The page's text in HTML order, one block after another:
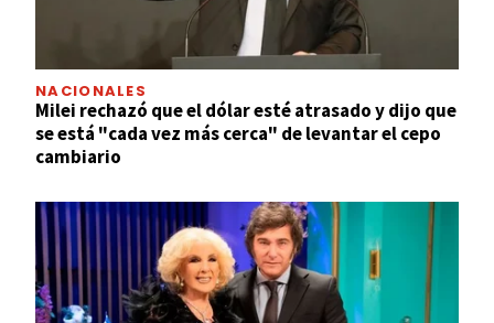
NACIONALES
Milei rechazó que el dólar esté atrasado y dijo que
se está "cada vez más cerca" de levantar el cepo
cambiario